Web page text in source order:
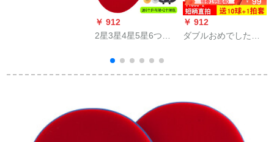
￥ 912
2星3星4星5星6つ星2
ださい。ツッコシを
つまむ。
￥ 912
ダブルおめでした
セットします。